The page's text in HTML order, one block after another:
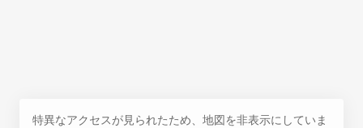
特異なアクセスが見られたため、地図を非表示にしていま